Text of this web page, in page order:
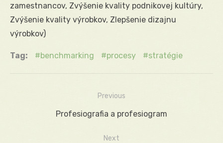
zamestnancov, Zvýšenie kvality podnikovej kultúry,
Zvýšenie kvality výrobkov, Zlepšenie dizajnu
výrobkov)
Tag: benchmarking procesy stratégie
Navigácia
Previous
Previous
Profesiografia a profesiogram
Next